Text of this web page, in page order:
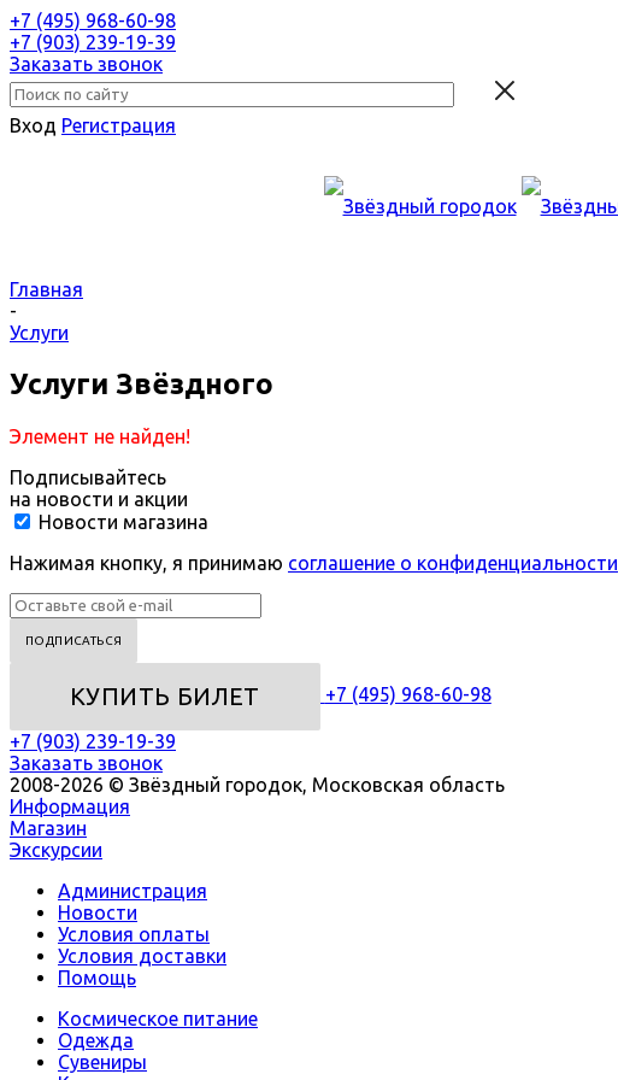
+7 (495) 968-60-98
+7 (903) 239-19-39
Заказать звонок
Вход Регистрация
Главная
-
Услуги
Услуги Звёздного
Элемент не найден!
Подписывайтесь
на новости и акции
Новости магазина
Нажимая кнопку, я принимаю соглашение о конфиденциальности
КУПИТЬ БИЛЕТ +7 (495) 968-60-98
+7 (903) 239-19-39
Заказать звонок
2008-2026 © Звёздный городок, Московская область
Информация
Магазин
Экскурсии
Администрация
Новости
Условия оплаты
Условия доставки
Помощь
Космическое питание
Одежда
Сувениры